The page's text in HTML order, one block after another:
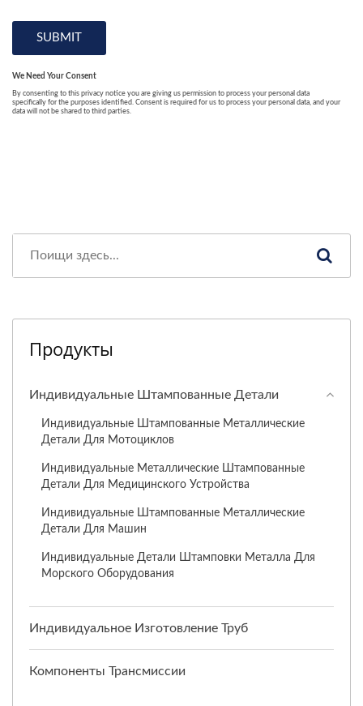
Продукты
Индивидуальные Штампованные Детали
Индивидуальные Штампованные Металлические
Детали Для Мотоциклов
Индивидуальные Металлические Штампованные
Детали Для Медицинского Устройства
Индивидуальные Штампованные Металлические
Детали Для Машин
Индивидуальные Детали Штамповки Металла Для
Морского Оборудования
Индивидуальное Изготовление Труб
Компоненты Трансмиссии